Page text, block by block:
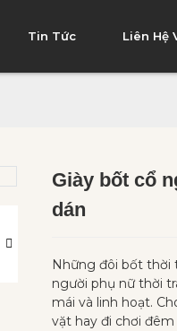
Tin Tức Liên Hệ
Giày bốt cổ
dán
Những đôi bốt thời
người phụ nữ thời
mái và linh hoạt.
vặt hay đi chơi